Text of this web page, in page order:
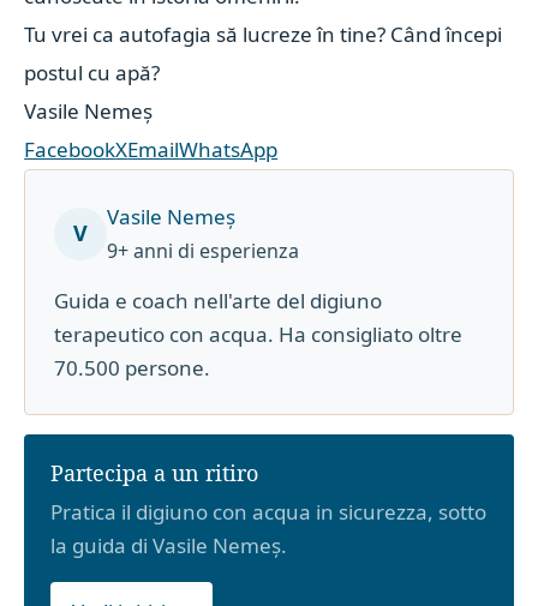
Tu vrei ca autofagia să lucreze în tine? Când începi
postul cu apă?
Vasile Nemeș
FacebookXEmailWhatsApp
V
Vasile Nemeș
9+ anni di esperienza
Guida e coach nell'arte del digiuno
terapeutico con acqua. Ha consigliato oltre
70.500 persone.
Partecipa a un ritiro
Pratica il digiuno con acqua in sicurezza, sotto
la guida di Vasile Nemeș.